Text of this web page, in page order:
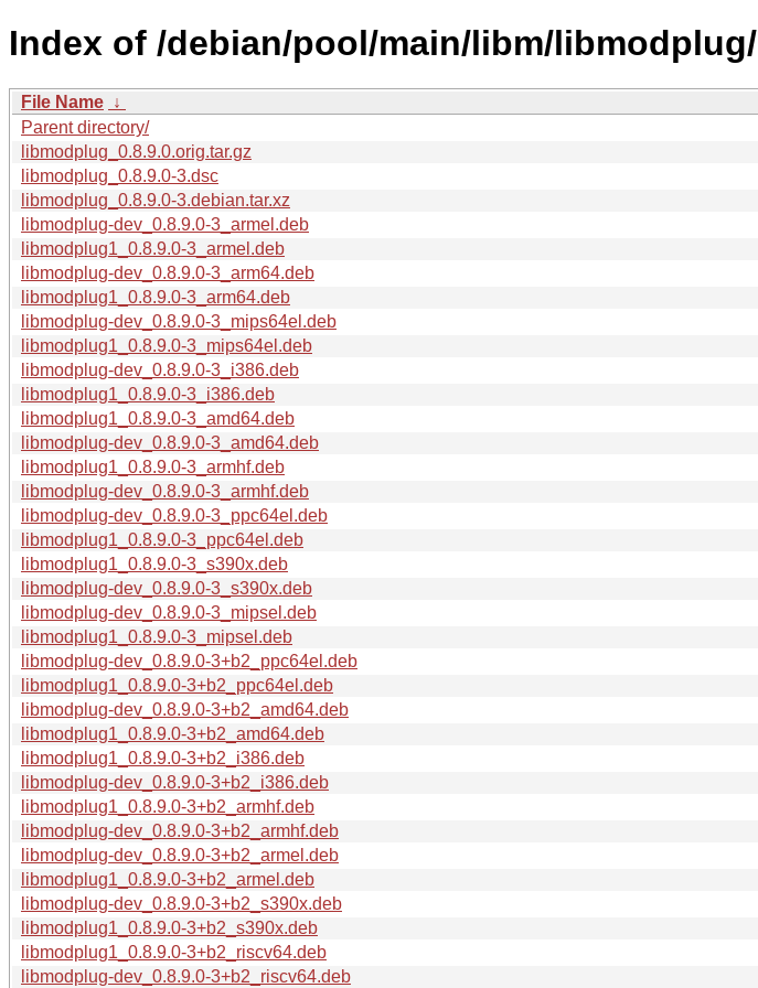
Index of /debian/pool/main/libm/libmodplug/
File Name ↓
Parent directory/
libmodplug_0.8.9.0.orig.tar.gz
libmodplug_0.8.9.0-3.dsc
libmodplug_0.8.9.0-3.debian.tar.xz
libmodplug-dev_0.8.9.0-3_armel.deb
libmodplug1_0.8.9.0-3_armel.deb
libmodplug-dev_0.8.9.0-3_arm64.deb
libmodplug1_0.8.9.0-3_arm64.deb
libmodplug-dev_0.8.9.0-3_mips64el.deb
libmodplug1_0.8.9.0-3_mips64el.deb
libmodplug-dev_0.8.9.0-3_i386.deb
libmodplug1_0.8.9.0-3_i386.deb
libmodplug1_0.8.9.0-3_amd64.deb
libmodplug-dev_0.8.9.0-3_amd64.deb
libmodplug1_0.8.9.0-3_armhf.deb
libmodplug-dev_0.8.9.0-3_armhf.deb
libmodplug-dev_0.8.9.0-3_ppc64el.deb
libmodplug1_0.8.9.0-3_ppc64el.deb
libmodplug1_0.8.9.0-3_s390x.deb
libmodplug-dev_0.8.9.0-3_s390x.deb
libmodplug-dev_0.8.9.0-3_mipsel.deb
libmodplug1_0.8.9.0-3_mipsel.deb
libmodplug-dev_0.8.9.0-3+b2_ppc64el.deb
libmodplug1_0.8.9.0-3+b2_ppc64el.deb
libmodplug-dev_0.8.9.0-3+b2_amd64.deb
libmodplug1_0.8.9.0-3+b2_amd64.deb
libmodplug1_0.8.9.0-3+b2_i386.deb
libmodplug-dev_0.8.9.0-3+b2_i386.deb
libmodplug1_0.8.9.0-3+b2_armhf.deb
libmodplug-dev_0.8.9.0-3+b2_armhf.deb
libmodplug-dev_0.8.9.0-3+b2_armel.deb
libmodplug1_0.8.9.0-3+b2_armel.deb
libmodplug-dev_0.8.9.0-3+b2_s390x.deb
libmodplug1_0.8.9.0-3+b2_s390x.deb
libmodplug1_0.8.9.0-3+b2_riscv64.deb
libmodplug-dev_0.8.9.0-3+b2_riscv64.deb